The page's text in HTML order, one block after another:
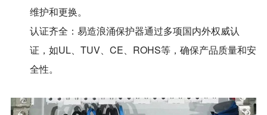
维护和更换。
认证齐全：易造浪涌保护器通过多项国内外权威认
证，如UL、TUV、CE、ROHS等，确保产品质量和安
全性。